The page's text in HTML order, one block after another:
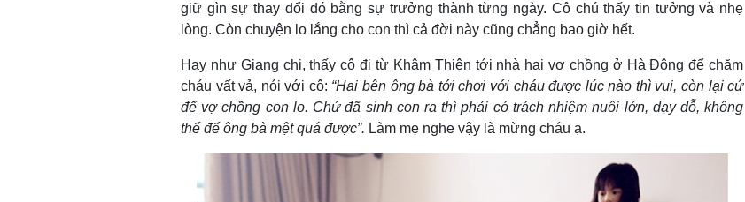
giữ gìn sự thay đổi đó bằng sự trưởng thành từng ngày. Cô chú thấy tin tưởng và nhẹ
lòng. Còn chuyện lo lắng cho con thì cả đời này cũng chẳng bao giờ hết.
Hay như Giang chị, thấy cô đi từ Khâm Thiên tới nhà hai vợ chồng ở Hà Đông để chăm
cháu vất vả, nói với cô: “Hai bên ông bà tới chơi với cháu được lúc nào thì vui, còn lại cứ
để vợ chồng con lo. Chứ đã sinh con ra thì phải có trách nhiệm nuôi lớn, dạy dỗ, không
thể để ông bà mệt quá được”. Làm mẹ nghe vậy là mừng cháu ạ.